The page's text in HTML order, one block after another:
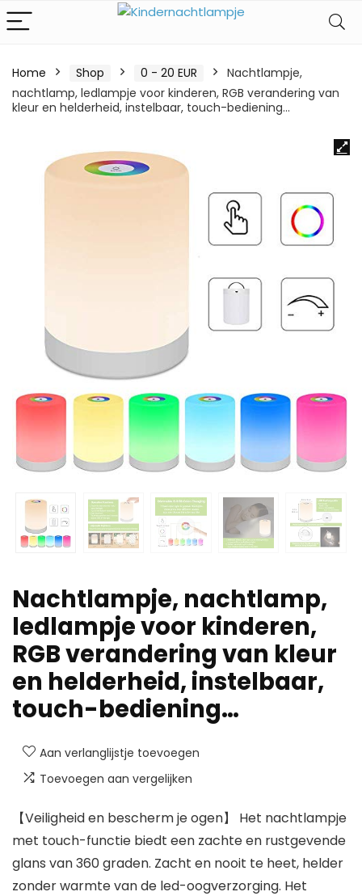
Home Shop 0 - 20 EUR
Nachtlampje,
nachtlamp, ledlampje voor kinderen, RGB verandering van
kleur en helderheid, instelbaar, touch-bediening…
Nachtlampje, nachtlamp,
ledlampje voor kinderen,
RGB verandering van kleur
en helderheid, instelbaar,
touch-bediening…
Aan verlanglijstje toevoegen
Toevoegen aan vergelijken
【Veiligheid en bescherm je ogen】 Het nachtlampje
met touch-functie biedt een zachte en rustgevende
glans van 360 graden. Zacht en nooit te heet, helder
zonder warmte van de led-oogverzorging. Het